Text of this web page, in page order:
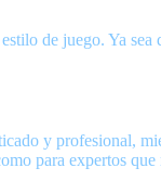
de juego. Ya sea
y profesional,
para expertos